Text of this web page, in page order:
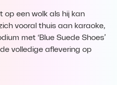
op een wolk als hij kan
vooral thuis aan karaoke,
met ‘Blue Suede Shoes’
volledige aflevering op